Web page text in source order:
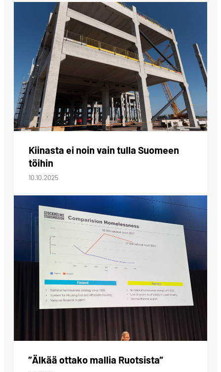
Kiinasta ei noin vain tulla Suomeen
töihin
10.10.2025
”Älkää ottako mallia Ruotsista”